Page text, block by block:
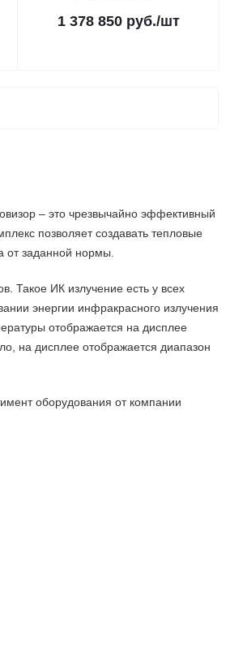
1 378 850 руб./шт
– это чрезвычайно эффективный
позволяет создавать тепловые
от заданной нормы.
Такое ИК излучение есть у всех
энергии инфракрасного излучения
отображается на дисплее
на дисплее отображается диапазон
оборудования от компании